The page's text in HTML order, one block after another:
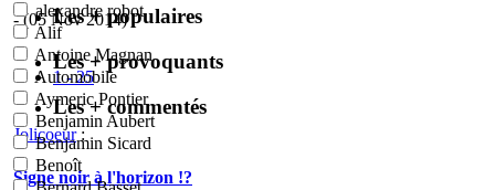
alexandre robot
Alif
Antoine Magnan
Automobile
Aymeric Pontier
Benjamin Aubert
Benjamin Sicard
Benoît
Les + populaires
Les + provoquants
Les + commentés
- (05 Nov 2014)
1 - 25
Jolicoeur:
Signe noir à l'horizon !?